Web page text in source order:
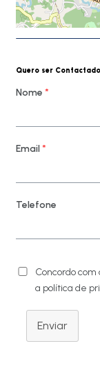
Quero ser
Nome *
Email*
Telefone
Concordo com
a política de
Enviar